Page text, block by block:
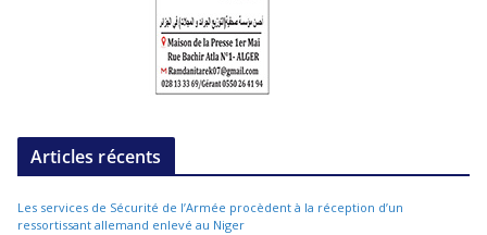
Articles récents
Les services de Sécurité de l’Armée procèdent à la réception d’un
ressortissant allemand enlevé au Niger